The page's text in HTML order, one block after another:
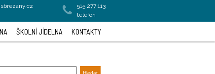
515 277 113
telefon
ŠKOLNÍ JÍDELNA KONTAKTY